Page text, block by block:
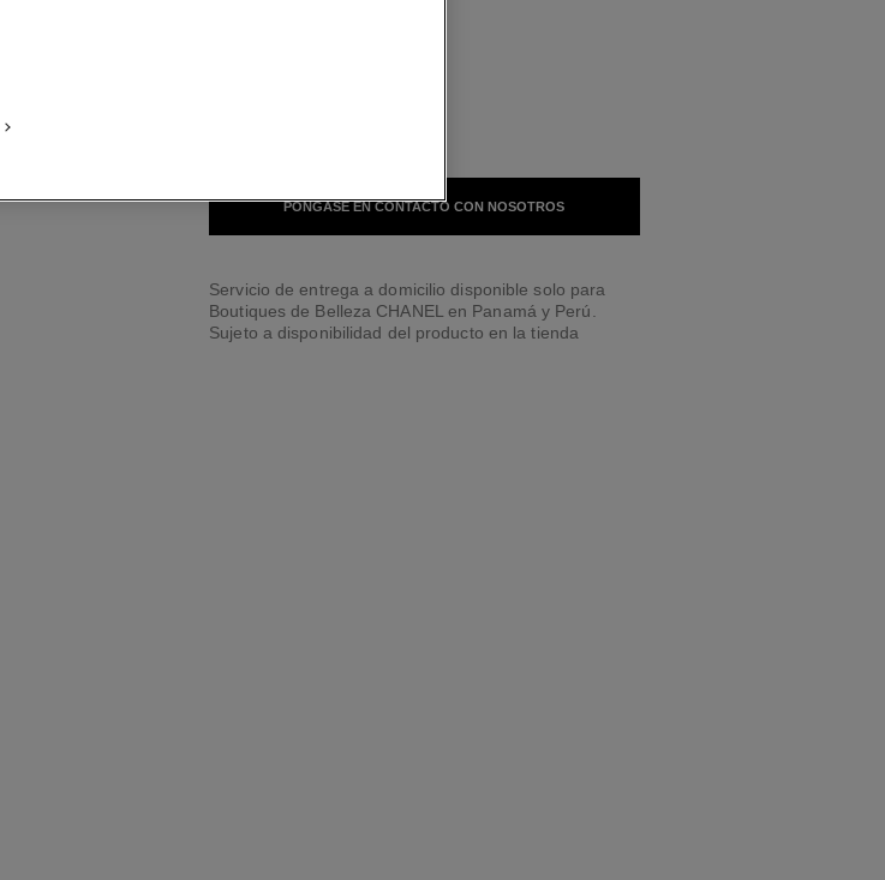
PÓNGASE EN CONTACTO CON NOSOTROS
Servicio de entrega a domicilio disponible solo para
Boutiques de Belleza CHANEL en Panamá y Perú.
Sujeto a disponibilidad del producto en la tienda